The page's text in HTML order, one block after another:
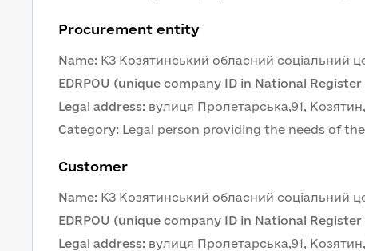
Procurement entity
Name: КЗ Козятинський обласний соціальний
EDRPOU (unique company ID in National
Legal address: вулиця Пролетарська,91,
Category: Legal person providing the needs of
Customer
Name: КЗ Козятинський обласний соціальний
EDRPOU (unique company ID in National
Legal address: вулиця Пролетарська,91,